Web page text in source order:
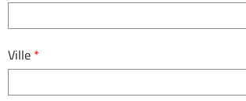
Ville *